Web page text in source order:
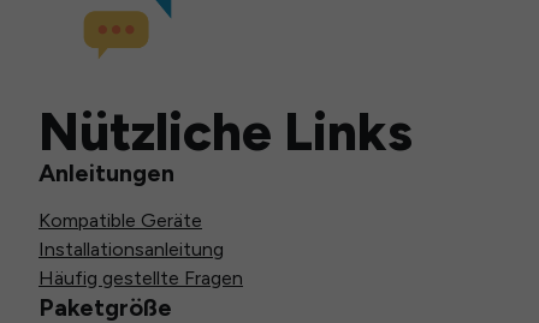
Nützliche Links
Anleitungen
Kompatible Geräte
Installationsanleitung
Häufig gestellte Fragen
Paketgröße